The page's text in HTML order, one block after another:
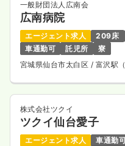
日勤のみ（パート）
給与 時給1,300〜1,500
時間 8:30～17:30（休憩60
一般財団法人広南会
広南病院
エージェント求人 209床
車通勤可
託児所
寮
宮城県仙台市太白区 / 富沢駅
株式会社ツクイ
ツクイ仙台愛子
エージェント求人
車通勤